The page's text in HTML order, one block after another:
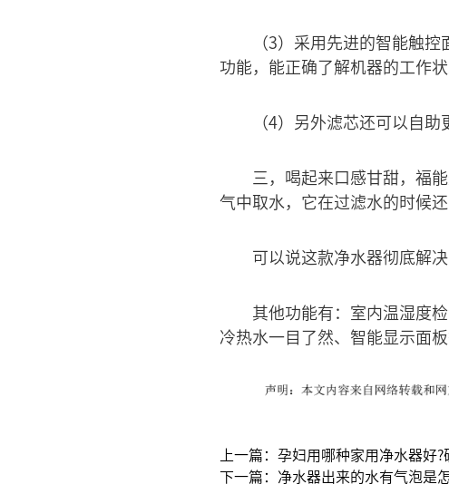
（3）采用先进的智能触
功能，能正确了解机器的工作
（4）另外滤芯还可以自助
三，喝起来口感甘甜，福
气中取水，它在过滤水的时候
可以说这款净水器彻底解
其他功能有：室内温湿度
冷热水一目了然、智能显示面板
上一篇：孕妇用哪种家用净水器好
下一篇：净水器出来的水有气泡是